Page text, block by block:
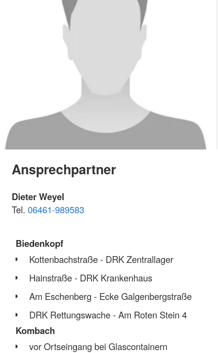
Ansprechpartner
Dieter Weyel
Tel. 06461-989583
Biedenkopf
Kottenbachstraße - DRK Zentrallager
Hainstraße - DRK Krankenhaus
Am Eschenberg - Ecke Galgenbergstraße
DRK Rettungswache - Am Roten Stein 4
Kombach
vor Ortseingang bei Glascontainern